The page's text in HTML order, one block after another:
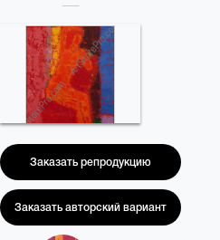
Заказать репродукцию
Заказать авторский вариант